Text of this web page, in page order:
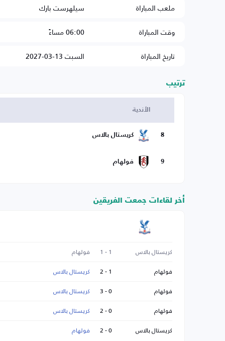
ملعب المباراة
سيلهرست بارك
وقت المباراة
06:00 مساءً
تاريخ المباراة
السبت 13-03-2027
ترتيب
الأندية
8 كريستال بالاس
9 فولهام
أخر لقاءات جمعت الفريقين
كريستال بالاس 1 - 1 فولهام
فولهام
1 - 2 كريستال بالاس
فولهام
0 - 3 كريستال بالاس
فولهام
0 - 2 كريستال بالاس
كريستال بالاس
0 - 2 فولهام